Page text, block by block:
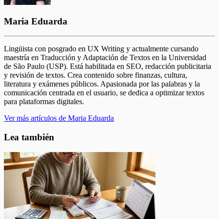
Maria Eduarda
Lingüista con posgrado en UX Writing y actualmente cursando
maestría en Traducción y Adaptación de Textos en la Universidad
de São Paulo (USP). Está habilitada en SEO, redacción publicitaria
y revisión de textos. Crea contenido sobre finanzas, cultura,
literatura y exámenes públicos. Apasionada por las palabras y la
comunicación centrada en el usuario, se dedica a optimizar textos
para plataformas digitales.
Ver más artículos de Maria Eduarda
Lea también